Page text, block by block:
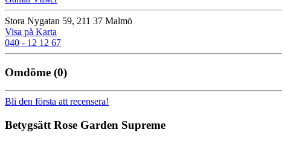
Stora Nygatan 59, 211 37 Malmö
Visa på Karta
040 - 12 12 67
Omdöme (0)
Bli den första att recensera!
Betygsätt Rose Garden Supreme